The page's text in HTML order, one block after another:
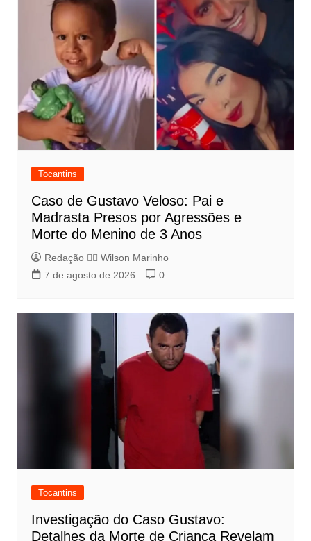
Tocantins
Caso de Gustavo Veloso: Pai e
Madrasta Presos por Agressões e
Morte do Menino de 3 Anos
Redação 👨‍⚖️​ Wilson Marinho
7 de agosto de 2026
0
Tocantins
Investigação do Caso Gustavo:
Detalhes da Morte de Criança Revelam